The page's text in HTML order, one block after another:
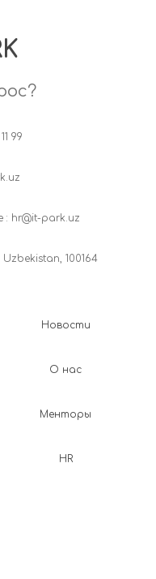
99
: hr@it-park.uz
100164
Новости
О нас
Менторы
HR